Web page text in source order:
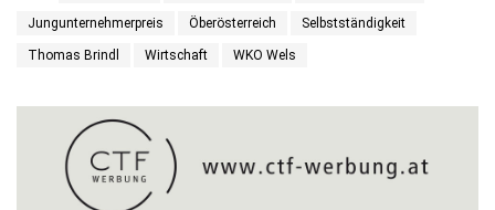
Jungunternehmerpreis Öberösterreich Selbstständigkeit
Thomas Brindl Wirtschaft WKO Wels